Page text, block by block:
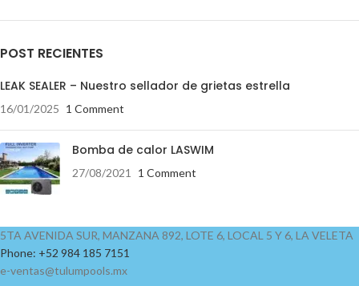
POST RECIENTES
LEAK SEALER – Nuestro sellador de grietas estrella
16/01/2025 1 Comment
Bomba de calor LASWIM
27/08/2021 1 Comment
5TA AVENIDA SUR, MANZANA 892, LOTE 6, LOCAL 5 Y 6, LA VELETA
Phone: +52 984 185 7151
e-ventas@tulumpools.mx